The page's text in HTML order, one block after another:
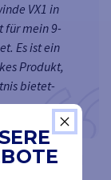
❌
300W
6-7mm
12-14 mm
VX1 in
für mein 9-
Es ist ein
Produkt,
bietet-
Raoul